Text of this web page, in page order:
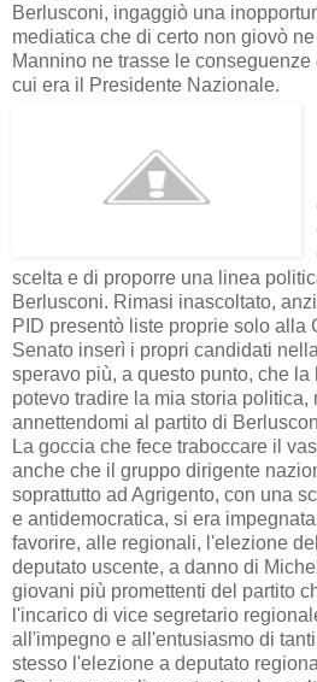
Berlusconi, ingaggiò una
mediatica che di certo non giovò
Mannino ne trasse le
cui era il Presidente Nazionale.
scelta e di proporre una linea
Berlusconi. Rimasi inascoltato,
PID presentò liste proprie solo alla
Senato inserì i propri candidati
speravo più, a questo punto, che
potevo tradire la mia storia politica,
annettendomi al partito di
La goccia che fece traboccare il
anche che il gruppo dirigente
soprattutto ad Agrigento, con una
e antidemocratica, si era
favorire, alle regionali, l'elezione
deputato uscente, a danno di
giovani più promettenti del partito
l'incarico di vice segretario
all'impegno e all'entusiasmo di
stesso l'elezione a deputato